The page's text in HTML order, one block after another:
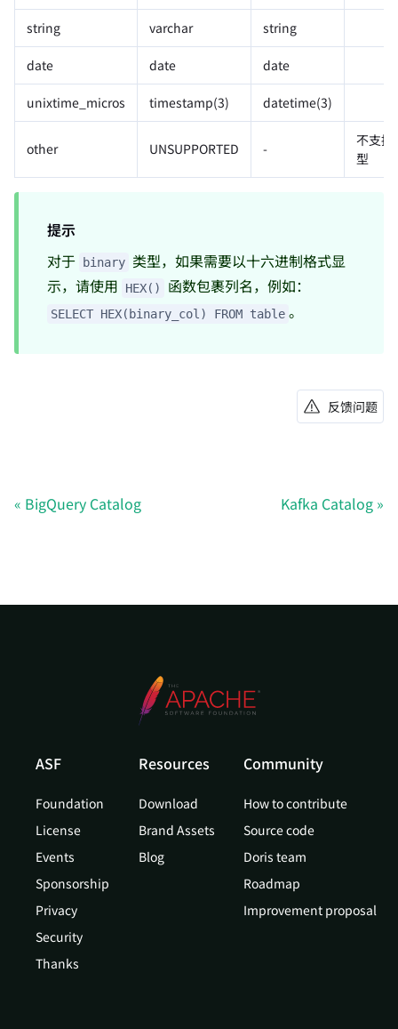
string varchar string
date date date
unixtime_micros timestamp(3) datetime(3)
other UNSUPPORTED -
不支持
型
提示
对于
binary 类型，如果需要以十六进制格式显
示，请使用
HEX() 函数包裹列名，例如：
SELECT HEX(binary_col) FROM table 。
反馈问题
BigQuery Catalog Kafka Catalog
ASF
Foundation
License
Events
Sponsorship
Privacy
Security
Thanks
Resources
Download
Brand Assets
Blog
Community
How to contribute
Source code
Doris team
Roadmap
Improvement proposal